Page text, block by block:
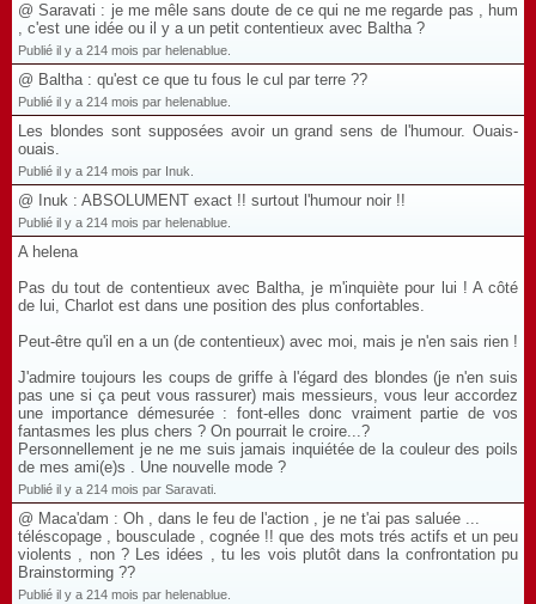
@ Saravati : je me mêle sans doute de ce qui ne me regarde pas , hum
, c'est une idée ou il y a un petit contentieux avec Baltha ?
Publié il y a 214 mois par helenablue.
@ Baltha : qu'est ce que tu fous le cul par terre ??
Publié il y a 214 mois par helenablue.
Les blondes sont supposées avoir un grand sens de l'humour. Ouais-
ouais.
Publié il y a 214 mois par Inuk.
@ Inuk : ABSOLUMENT exact !! surtout l'humour noir !!
Publié il y a 214 mois par helenablue.
A helena
Pas du tout de contentieux avec Baltha, je m'inquiète pour lui ! A côté
de lui, Charlot est dans une position des plus confortables.
Peut-être qu'il en a un (de contentieux) avec moi, mais je n'en sais rien !
J'admire toujours les coups de griffe à l'égard des blondes (je n'en suis
pas une si ça peut vous rassurer) mais messieurs, vous leur accordez
une importance démesurée : font-elles donc vraiment partie de vos
fantasmes les plus chers ? On pourrait le croire...?
Personnellement je ne me suis jamais inquiétée de la couleur des poils
de mes ami(e)s . Une nouvelle mode ?
Publié il y a 214 mois par Saravati.
@ Maca'dam : Oh , dans le feu de l'action , je ne t'ai pas saluée ...
téléscopage , bousculade , cognée !! que des mots trés actifs et un peu
violents , non ? Les idées , tu les vois plutôt dans la confrontation pu
Brainstorming ??
Publié il y a 214 mois par helenablue.